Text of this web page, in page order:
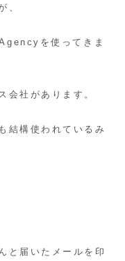
、
を使ってきま
会社があります。
結構使われているみ
と届いたメールを印